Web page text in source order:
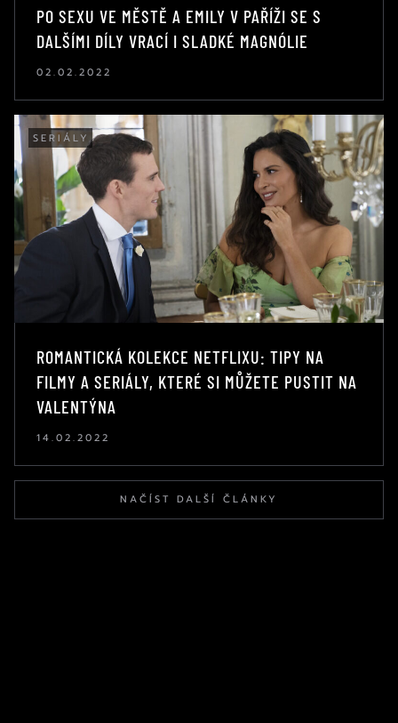
PO SEXU VE MĚSTĚ A EMILY V PAŘÍŽI SE S
DALŠÍMI DÍLY VRACÍ I SLADKÉ MAGNÓLIE
02.02.2022
SERIÁLY
ROMANTICKÁ KOLEKCE NETFLIXU: TIPY NA
FILMY A SERIÁLY, KTERÉ SI MŮŽETE PUSTIT NA
VALENTÝNA
14.02.2022
NAČÍST DALŠÍ ČLÁNKY